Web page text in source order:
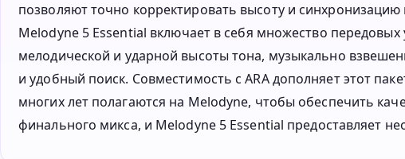
позволяют точно корректировать высоту и синхронизацию
Melodyne 5 Essential включает в себя множество
мелодической и ударной высоты тона, музыкально
и удобный поиск. Совместимость с ARA дополняет этот
многих лет полагаются на Melodyne, чтобы обеспечить
финального микса, и Melodyne 5 Essential предоставляет